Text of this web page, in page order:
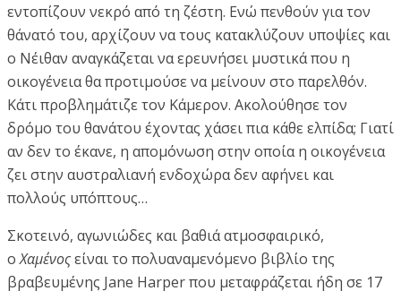
εντοπίζουν νεκρό από τη ζέστη. Ενώ πενθούν για τον
θάνατό του, αρχίζουν να τους κατακλύζουν υποψίες και
ο Νέιθαν αναγκάζεται να ερευνήσει μυστικά που η
οικογένεια θα προτιμούσε να μείνουν στο παρελθόν.
Κάτι προβλημάτιζε τον Κάμερον. Ακολούθησε τον
δρόμο του θανάτου έχοντας χάσει πια κάθε ελπίδα; Γιατί
αν δεν το έκανε, η απομόνωση στην οποία η οικογένεια
ζει στην αυστραλιανή ενδοχώρα δεν αφήνει και
πολλούς υπόπτους…
Σκοτεινό, αγωνιώδες και βαθιά ατμοσφαιρικό,
οΧαμένοςείναι το πολυαναμενόμενο βιβλίο της
βραβευμένης Jane Harper που μεταφράζεται ήδη σε 17